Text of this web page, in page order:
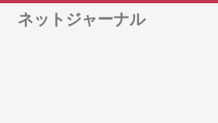
ネットジャーナル